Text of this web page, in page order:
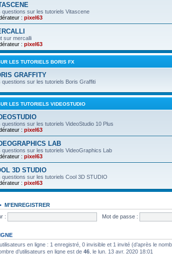
questions sur les tutoriels Vitascene
: pixel63
sur mercalli
: pixel63
LES TUTORIELS BORIS FX
GRAFFITY
questions sur les tutoriels Boris Graffiti
LES TUTORIELS VIDEOSTUDIO
questions sur les tutoriels VideoStudio 10 Plus
: pixel63
LAB
questions sur les tutoriels VideoGraphics Lab
: pixel63
3D STUDIO
questions sur les tutoriels Cool 3D STUDIO
: pixel63
• M’ENREGISTRER
:
Mot de passe :
utilisateurs en ligne : 1 enregistré, 0 invisible et 1 invité (d’après le
d’utilisateurs en ligne est de 46 , le lun. 13 avr. 2020 18:01